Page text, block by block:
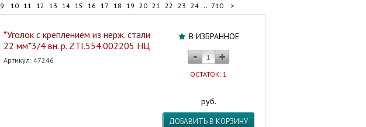
9 10 11 12 13 14 15 16 17 18 19 20 21 22 23 24 ... 710 >
В ИЗБРАННОЕ
ОСТАТОК: 1
руб.
ДОБАВИТЬ В КОРЗИНУ
*Уголок с креплением из нерж. стали
22 мм*3/4 вн. р. ZTI.554.002205 НЦ
Артикул: 47246